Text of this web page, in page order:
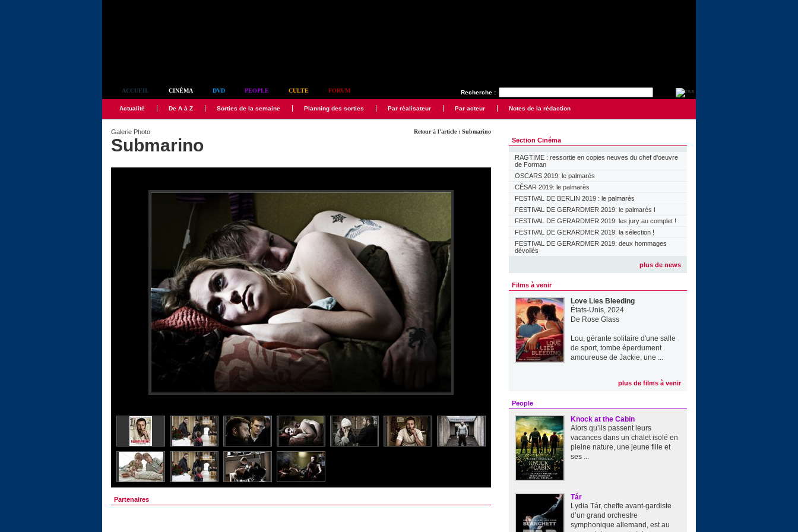
Recherche :
ACCUEIL CINÉMA DVD PEOPLE CULTE FORUM
Actualité De A à Z Sorties de la semaine Planning des sorties Par réalisateur Par acteur Notes de la rédaction
Retour à l'article : Submarino
Galerie Photo
Submarino
Partenaires
Section Cinéma
RAGTIME : ressortie en copies neuves du chef d'oeuvre
de Forman
OSCARS 2019: le palmarès
CÉSAR 2019: le palmarès
FESTIVAL DE BERLIN 2019 : le palmarès
FESTIVAL DE GERARDMER 2019: le palmarès !
FESTIVAL DE GERARDMER 2019: les jury au complet !
FESTIVAL DE GERARDMER 2019: la sélection !
FESTIVAL DE GERARDMER 2019: deux hommages
dévoilés
plus de news
Films à venir
Love Lies Bleeding
États-Unis, 2024
De Rose Glass
Lou, gérante solitaire d'une salle
de sport, tombe éperdument
amoureuse de Jackie, une ...
plus de films à venir
People
Knock at the Cabin
Alors qu’ils passent leurs
vacances dans un chalet isolé en
pleine nature, une jeune fille et
ses ...
Tár
Lydia Tár, cheffe avant-gardiste
d’un grand orchestre
symphonique allemand, est au